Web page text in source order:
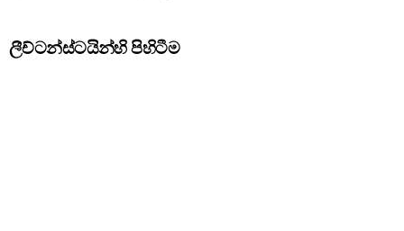
ලීච්ටන්ස්ටයින්හි පිහිටීම